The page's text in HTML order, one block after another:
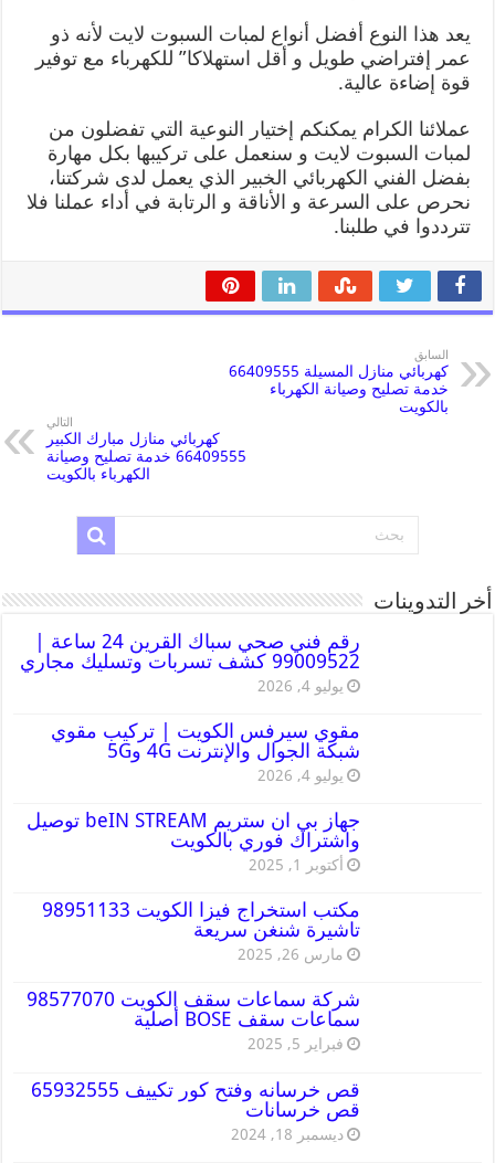
يعد هذا النوع أفضل أنواع لمبات السبوت لايت لأنه ذو
عمر إفتراضي طويل و أقل استهلاكا” للكهرباء مع توفير
قوة إضاءة عالية.
عملائنا الكرام يمكنكم إختيار النوعية التي تفضلون من
لمبات السبوت لايت و سنعمل على تركيبها بكل مهارة
بفضل الفني الكهربائي الخبير الذي يعمل لدى شركتنا،
نحرص على السرعة و الأناقة و الرتابة في أداء عملنا فلا
تترددوا في طلبنا.
السابق
كهربائي منازل المسيلة 66409555
خدمة تصليح وصيانة الكهرباء
بالكويت
التالي
كهربائي منازل مبارك الكبير
66409555 خدمة تصليح وصيانة
الكهرباء بالكويت
أخر التدوينات
رقم فني صحي سباك القرين 24 ساعة |
99009522 كشف تسربات وتسليك مجاري
يوليو 4, 2026
مقوي سيرفس الكويت | تركيب مقوي
شبكة الجوال والإنترنت 4G و5G
يوليو 4, 2026
جهاز بي ان ستريم beIN STREAM توصيل
واشتراك فوري بالكويت
أكتوبر 1, 2025
مكتب استخراج فيزا الكويت 98951133
تاشيرة شنغن سريعة
مارس 26, 2025
شركة سماعات سقف الكويت 98577070
سماعات سقف BOSE أصلية
فبراير 5, 2025
قص خرسانه وفتح كور تكييف 65932555
قص خرسانات
ديسمبر 18, 2024